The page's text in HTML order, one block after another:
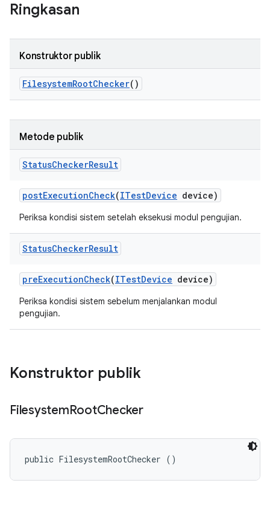
Ringkasan
Konstruktor publik
FilesystemRootChecker()
Metode publik
StatusCheckerResult
postExecutionCheck(ITestDevice device)
Periksa kondisi sistem setelah eksekusi modul pengujian.
StatusCheckerResult
preExecutionCheck(ITestDevice device)
Periksa kondisi sistem sebelum menjalankan modul
pengujian.
Konstruktor publik
FilesystemRootChecker
public FilesystemRootChecker ()